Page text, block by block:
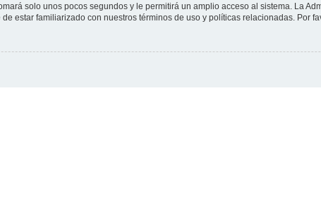
solo unos pocos segundos y le permitirá un amplio acceso al sistema. La
estar familiarizado con nuestros términos de uso y políticas relacionadas. Por